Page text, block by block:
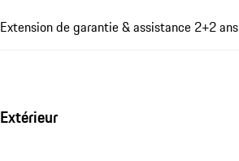
Extension de garantie & assistance 2+2 ans
Extérieur